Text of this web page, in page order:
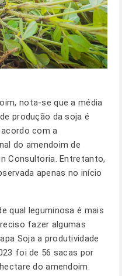
nota-se que a média
produção da soja é
acordo com a
do amendoim de
Consultoria. Entretanto,
apenas no início
qual leguminosa é mais
fazer algumas
Soja a produtividade
foi de 56 sacas por
do amendoim.